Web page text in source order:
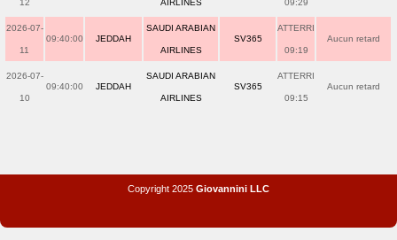
12 AIRLINES 09:29
2026-07-
11
09:40:00 JEDDAH
SAUDI ARABIAN
AIRLINES
SV365
ATTERRI
09:19
Aucun retard
2026-07-
10
09:40:00 JEDDAH
SAUDI ARABIAN
AIRLINES
SV365
ATTERRI
09:15
Aucun retard
Copyright 2025 Giovannini LLC